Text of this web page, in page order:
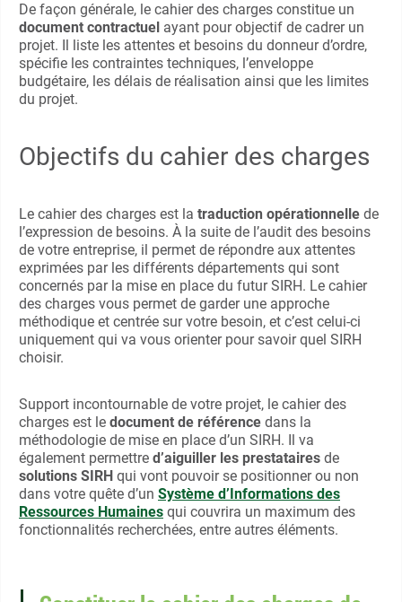
De façon générale, le cahier des charges constitue un
document contractuel ayant pour objectif de cadrer un
projet. Il liste les attentes et besoins du donneur d’ordre,
spécifie les contraintes techniques, l’enveloppe
budgétaire, les délais de réalisation ainsi que les limites
du projet.
Objectifs du cahier des charges
Le cahier des charges est la traduction opérationnelle de
l’expression de besoins. À la suite de l’audit des besoins
de votre entreprise, il permet de répondre aux attentes
exprimées par les différents départements qui sont
concernés par la mise en place du futur SIRH. Le cahier
des charges vous permet de garder une approche
méthodique et centrée sur votre besoin, et c’est celui-ci
uniquement qui va vous orienter pour savoir quel SIRH
choisir.
Support incontournable de votre projet, le cahier des
charges est le document de référence dans la
méthodologie de mise en place d’un SIRH. Il va
également permettre d’aiguiller les prestataires de
solutions SIRH qui vont pouvoir se positionner ou non
dans votre quête d’un Système d’Informations des
Ressources Humaines qui couvrira un maximum des
fonctionnalités recherchées, entre autres éléments.